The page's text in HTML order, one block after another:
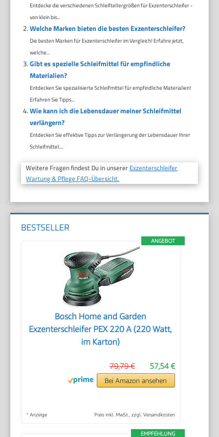
Entdecke die verschiedenen Schleiftellergrößen für Exzenterschleifer -
von klein bis...
Welche Marken bieten die besten Exzenterschleifer?
Die besten Marken für Exzenterschleifer im Vergleich! Erfahre jetzt,
welche...
Gibt es spezielle Schleifmittel für empfindliche
Materialien?
Entdecken Sie spezialisierte Schleifmittel für empfindliche Materialien!
Erfahren Sie Tipps...
Wie kann ich die Lebensdauer meiner Schleifmittel
verlängern?
Entdecken Sie effektive Tipps zur Verlängerung der Lebensdauer Ihrer
Schleifmittel....
Weitere Fragen findest Du in unserer Exzenterschleifer
Wartung & Pflege FAQ-Übersicht.
BESTSELLER
ANGEBOT
Bosch Home and Garden
Exzenterschleifer PEX 220 A (220 Watt,
im Karton)
57,54 €
79,79 €
Bei Amazon ansehen
* Anzeige Preis inkl. MwSt., zzgl. Versandkosten
EMPFEHLUNG